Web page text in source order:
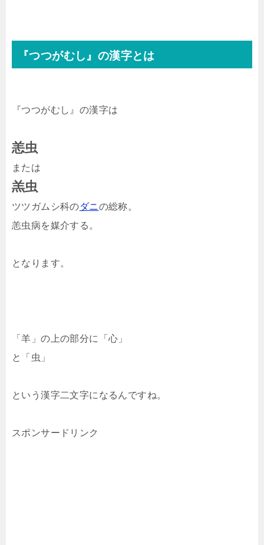
『つつがむし』の漢字とは
『つつがむし』の漢字は
恙虫
または
羔虫
ツツガムシ科のダニの総称。
恙虫病を媒介する。
となります。
「羊」の上の部分に「心」
と「虫」
という漢字二文字になるんですね。
スポンサードリンク